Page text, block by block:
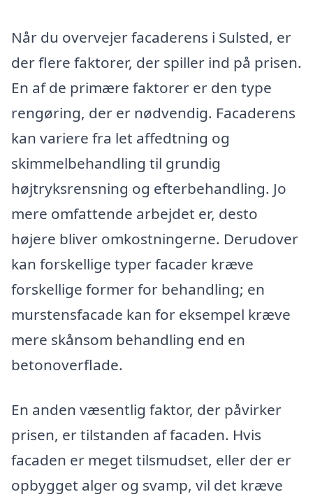
Når du overvejer facaderens i Sulsted, er
der flere faktorer, der spiller ind på prisen.
En af de primære faktorer er den type
rengøring, der er nødvendig. Facaderens
kan variere fra let affedtning og
skimmelbehandling til grundig
højtryksrensning og efterbehandling. Jo
mere omfattende arbejdet er, desto
højere bliver omkostningerne. Derudover
kan forskellige typer facader kræve
forskellige former for behandling; en
murstensfacade kan for eksempel kræve
mere skånsom behandling end en
betonoverflade.
En anden væsentlig faktor, der påvirker
prisen, er tilstanden af facaden. Hvis
facaden er meget tilsmudset, eller der er
opbygget alger og svamp, vil det kræve